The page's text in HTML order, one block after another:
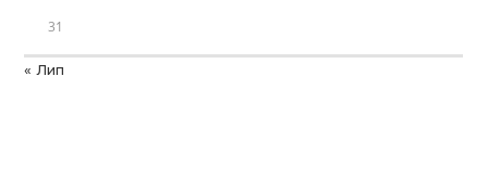
31
« Лип